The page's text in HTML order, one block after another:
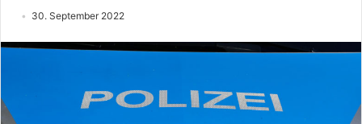
30. September 2022